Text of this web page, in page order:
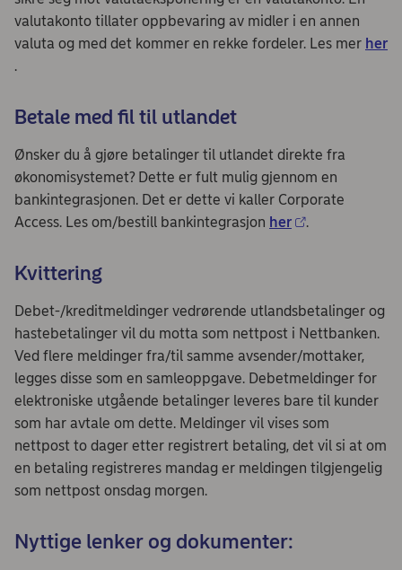
valutakonto tillater oppbevaring av midler i en annen
valuta og med det kommer en rekke fordeler. Les mer her
.
Betale med fil til utlandet
Ønsker du å gjøre betalinger til utlandet direkte fra
økonomisystemet? Dette er fult mulig gjennom en
bankintegrasjonen. Det er dette vi kaller Corporate
Access. Les om/bestill bankintegrasjon her .
Kvittering
Debet-/kreditmeldinger vedrørende utlandsbetalinger og
hastebetalinger vil du motta som nettpost i Nettbanken.
Ved flere meldinger fra/til samme avsender/mottaker,
legges disse som en samleoppgave. Debetmeldinger for
elektroniske utgående betalinger leveres bare til kunder
som har avtale om dette. Meldinger vil vises som
nettpost to dager etter registrert betaling, det vil si at om
en betaling registreres mandag er meldingen tilgjengelig
som nettpost onsdag morgen.
Nyttige lenker og dokumenter: